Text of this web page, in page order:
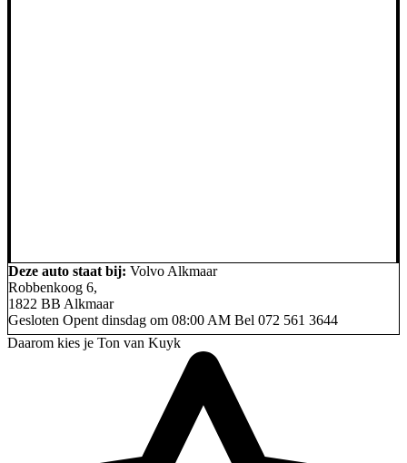
Deze auto staat bij: Volvo Alkmaar
Robbenkoog 6,
1822 BB Alkmaar
Gesloten Opent dinsdag om 08:00 AM Bel 072 561 3644
Daarom kies je Ton van Kuyk